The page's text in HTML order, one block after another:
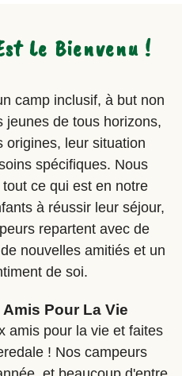
Le Bienvenu !
camp inclusif, à but non
jeunes de tous horizons,
origines, leur situation
spécifiques. Nous
ce qui est en notre
à réussir leur séjour,
repartent avec de
nouvelles amitiés et un
de soi.
Pour La Vie
amis pour la vie et faites
! Nos campeurs